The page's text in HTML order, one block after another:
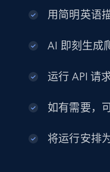
用简明英语
AI 即刻生成
运行 API 请
如有需要，
将运行安排